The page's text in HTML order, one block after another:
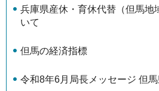
兵庫県産休・育休代替（但馬地
いて
但馬の経済指標
令和8年6月局長メッセージ 但